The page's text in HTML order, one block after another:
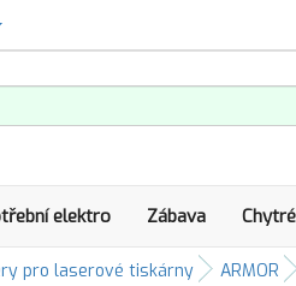
elektro Zábava
pro laserové tiskárny ARMOR